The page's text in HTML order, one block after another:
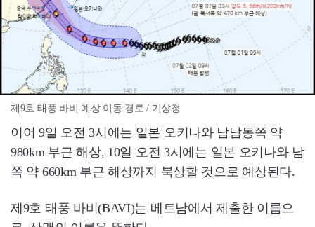
제9호 태풍 바비 예상 이동 경로 / 기상청
이어 9일 오전 3시에는 일본 오키나와 남남동쪽 약
980km 부근 해상, 10일 오전 3시에는 일본 오키나와 남
쪽 약 660km 부근 해상까지 북상할 것으로 예상된다.
제9호 태풍 바비(BAVI)는 베트남에서 제출한 이름으